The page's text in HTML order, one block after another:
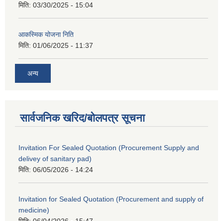
मिति: 03/30/2025 - 15:04
आकस्मिक योजना निति
मिति: 01/06/2025 - 11:37
अन्य
सार्वजनिक खरिद/बोलपत्र सूचना
Invitation For Sealed Quotation (Procurement Supply and
delivey of sanitary pad)
मिति: 06/05/2026 - 14:24
Invitation for Sealed Quotation (Procurement and supply of
medicine)